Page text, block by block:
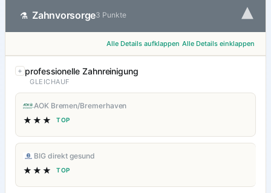
⚗ Zahnvorsorge3 Punkte ▾
Alle Details aufklappen Alle Details einklappen
professionelle Zahnreinigung
GLEICHAUF
AOK Bremen/Bremerhaven
★★★ TOP
BIG direkt gesund
★★★ TOP